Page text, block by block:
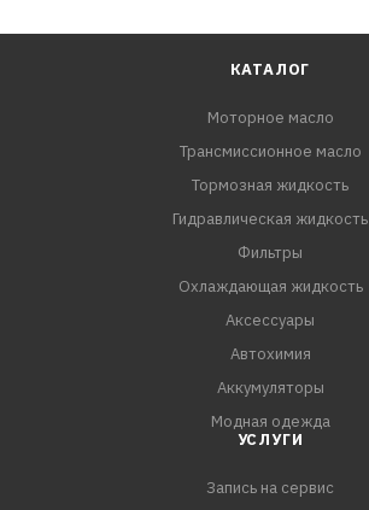
КАТАЛОГ
Моторное масло
Трансмиссионное масло
Тормозная жидкость
Гидравлическая жидкость
Фильтры
Охлаждающая жидкость
Аксессуары
Автохимия
Аккумуляторы
Модная одежда
УСЛУГИ
Запись на сервис